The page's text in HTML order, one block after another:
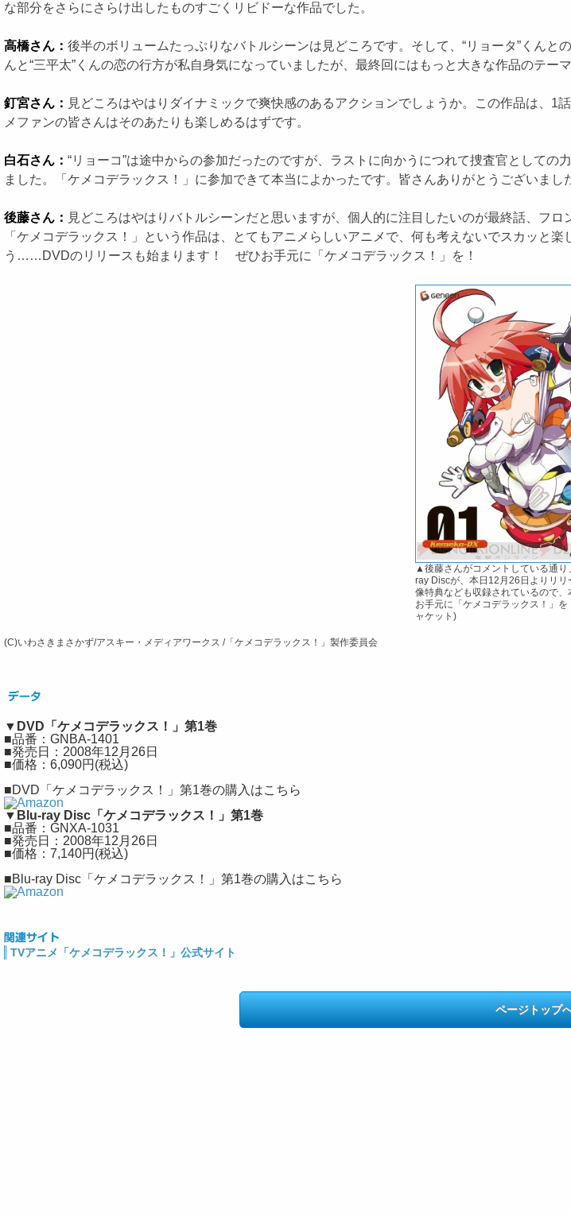
な部分をさらにさらけ出したものすごくリビドーな作品でした。
高橋さん： 後半のボリュームたっぷりなバトルシーンは見どころです。そして、“リョータ”くんと
んと“三平太”くんの恋の行方が私自身気になっていましたが、最終回にはもっと大きな作品のテ
釘宮さん： 見どころはやはりダイナミックで爽快感のあるアクションでしょうか。この作品は、
メファンの皆さんはそのあたりも楽しめるはずです。
白石さん： “リョーコ”は途中からの参加だったのですが、ラストに向かうにつれて捜査官として
ました。「ケメコデラックス！」に参加できて本当によかったです。皆さんありがとうございまし
後藤さん： 見どころはやはりバトルシーンだと思いますが、個人的に注目したいのが最終話、フロ
「ケメコデラックス！」という作品は、とてもアニメらしいアニメで、何も考えないでスカッと
う……DVDのリリースも始まります！ ぜひお手元に「ケメコデラックス！」を！
▲後藤さんがコメントしている通
ray Discが、本日12月26日よりリリ
像特典なども収録されているので、
お手元に「ケメコデラックス！」
ャケット)
(C)いわさきまさかず/アスキー・メディアワークス /「ケメコデラックス！」製作委員会
▼DVD「ケメコデラックス！」第1巻
■品番：GNBA-1401
■発売日：2008年12月26日
■価格：6,090円(税込)
■DVD「ケメコデラックス！」第1巻の購入はこちら
▼Blu-ray Disc「ケメコデラックス！」第1巻
■品番：GNXA-1031
■発売日：2008年12月26日
■価格：7,140円(税込)
■Blu-ray Disc「ケメコデラックス！」第1巻の購入はこちら
TVアニメ「ケメコデラックス！」公式サイト
ページトップ